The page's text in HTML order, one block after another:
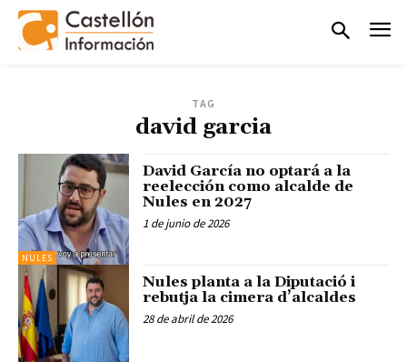
TAG
david garcia
NULES
David García no optará a la
reelección como alcalde de
Nules en 2027
1 de junio de 2026
Nules planta a la Diputació i
rebutja la cimera d’alcaldes
28 de abril de 2026